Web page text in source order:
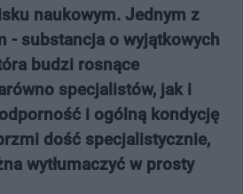
naukowym. Jednym z
- substancja o wyjątkowych
budzi rosnące
specjalistów, jak i
i ogólną kondycję
dość specjalistycznie,
wytłumaczyć w prosty